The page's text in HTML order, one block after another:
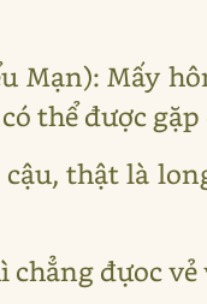
Mạn): Mấy
thể được gặp
thật là
đựoc